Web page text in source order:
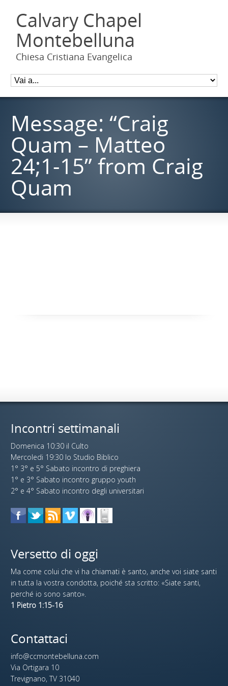
Calvary Chapel
Montebelluna
Chiesa Cristiana Evangelica
Message: “Craig
Quam – Matteo
24;1-15” from Craig
Quam
Incontri settimanali
Domenica 10:30 il Culto
Mercoledi 19:30 lo Studio Biblico
1° 3° e 5° Sabato incontro di preghiera
1° e 3° Sabato incontro gruppo youth
2° e 4° Sabato incontro degli universitari
Versetto di oggi
Ma come colui che vi ha chiamati è santo, anche voi siate santi
in tutta la vostra condotta, poiché sta scritto: «Siate santi,
perché io sono santo».
1 Pietro 1:15-16
Contattaci
info@ccmontebelluna.com
Via Ortigara 10
Trevignano, TV 31040